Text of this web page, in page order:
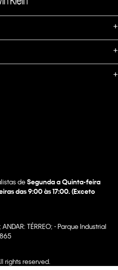
+
+
+
deSegunda a Quinta-feira
das 9:00 às 17:00. (Exceto
TÉRREO; - Parque Industrial
rights reserved.